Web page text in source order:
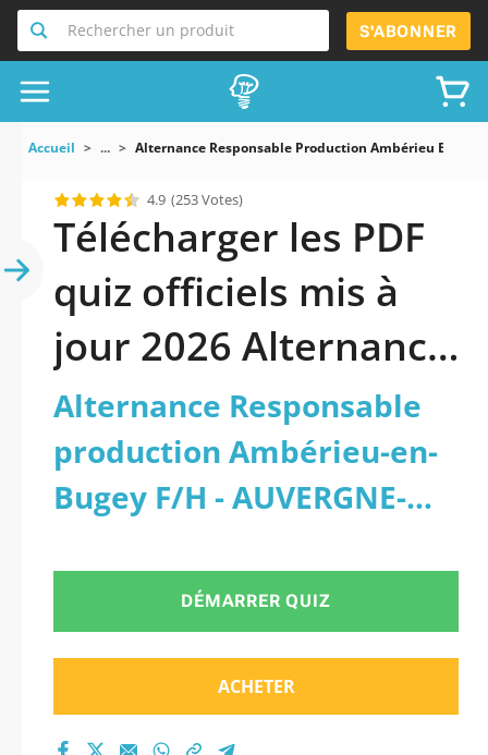
Rechercher un produit S'ABONNER
Accueil ... Alternance Responsable Production Ambérieu En
4.9 (253 Votes)
Télécharger les PDF
quiz officiels mis à
jour 2026 Alternance
Responsable
production
Ambérieu-en-Bugey
F/H - AUVERGNE-
RHÔNE-ALPES -
Référence 2025-
193841.
Alternance Responsable
production Ambérieu-en-
Bugey F/H - AUVERGNE-
2025-193841 - PDF
DÉMARRER QUIZ
ACHETER